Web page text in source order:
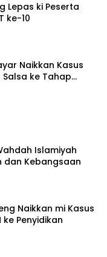
Lepas ki Peserta
ke-10
Naikkan Kasus
Salsa ke Tahap
Islamiyah
dan Kebangsaan
Naikkan mi Kasus
ke Penyidikan